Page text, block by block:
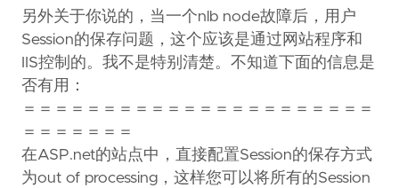
另外关于你说的，当一个nlb node故障后，用户
Session的保存问题，这个应该是通过网站程序和
IIS控制的。我不是特别清楚。不知道下面的信息是
否有用：
＝＝＝＝＝＝＝＝＝＝＝＝＝＝＝＝＝＝＝＝＝＝
＝＝＝＝＝＝＝
在ASP.net的站点中，直接配置Session的保存方式
为out of processing，这样您可以将所有的Session